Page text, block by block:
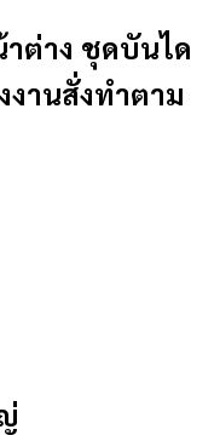
ต่าง ชุดบันได
านสั่งทำตาม